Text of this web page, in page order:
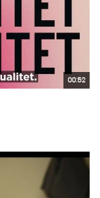
00:52